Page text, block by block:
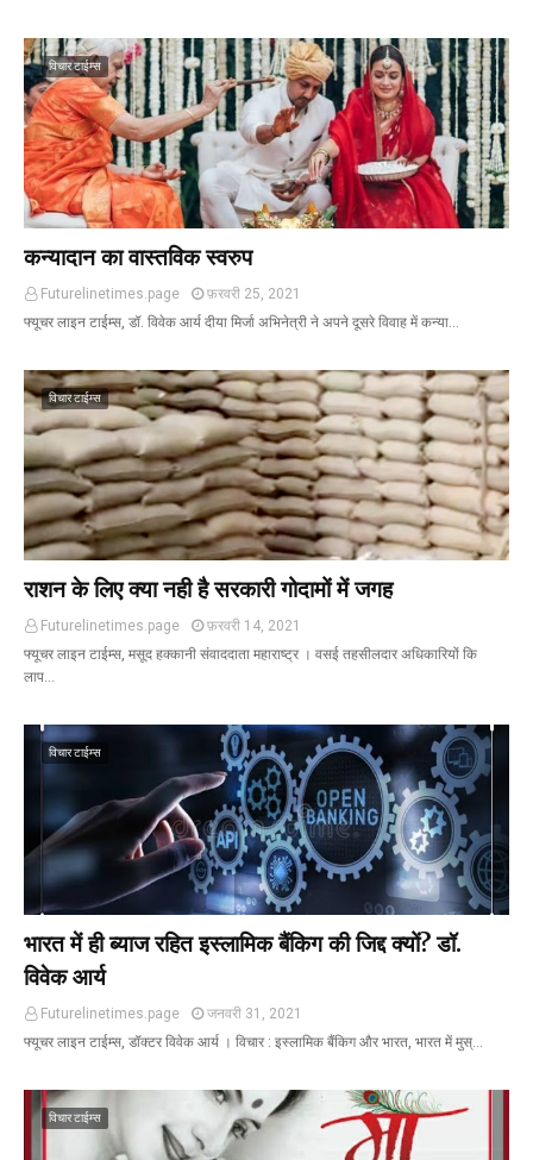
विचार टाईम्स
कन्यादान का वास्तविक स्वरुप
Futurelinetimes.page
फ़रवरी 25, 2021
फ्यूचर लाइन टाईम्स, डॉ. विवेक आर्य दीया मिर्जा अभिनेत्री ने अपने दूसरे विवाह में कन्या…
विचार टाईम्स
राशन के लिए क्या नही है सरकारी गोदामों में जगह
Futurelinetimes.page
फ़रवरी 14, 2021
फ्यूचर लाइन टाईम्स, मसूद हक्कानी संवाददाता महाराष्ट्र । वसई तहसीलदार अधिकारियों कि
लाप…
विचार टाईम्स
भारत में ही ब्याज रहित इस्लामिक बैंकिग की जिद्द क्यों? डॉ.
विवेक आर्य
Futurelinetimes.page
जनवरी 31, 2021
फ्यूचर लाइन टाईम्स, डॉक्टर विवेक आर्य । विचार : इस्लामिक बैंकिग और भारत, भारत में मुस्…
विचार टाईम्स